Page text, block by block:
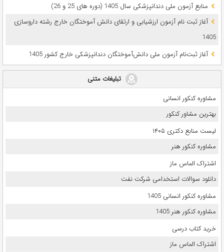
ﻣﻨﺎﺑﻊ آزﻣﻮن ﻣﻠﯽ دندانپزشکی سال 1405 (دوره های 25 و 26)
آغاز ثبت نام آزمون‌ ارزشیابی و ارتقای دانش آموختگان خارج رشته داروسازی
1405
آغاز ثبت‌نام آزمون ملی دانش‌آموختگان دندانپزشکی خارج کشور 1405
تبلیغات متنی
مشاوره کنکور انسانی
بهترین مشاور کنکور
لیست منابع دکتری ۱۴۰۵
مشاوره کنکور هنر
اشتراک الماس ماز
دانلود سوالات استخدامی شرکت نفت
مشاوره کنکور انسانی 1405
مشاوره کنکور هنر 1405
خرید کتاب درسی
اشتراک الماس ماز